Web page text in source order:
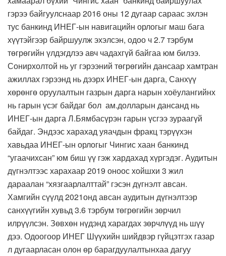
гэрээ байгуулснаар 2016 оны 12 дугаар сараас эхлэн
тус банкинд ИНЕГ-ын навигацийн орлогыг маш бага
хүүтэйгээр байршуулж эхэлсэн, одоо ч 2.7 тэрбум
төгрөгийн үлдэгдлээ авч чадахгүй байгаа юм билээ.
Сонирхолтой нь уг гэрээний төгрөгийн дансаар хамтран
ажиллах гэрээнд нь дээрх ИНЕГ-ын дарга, Санхүү
хөрөнгө оруулалтын газрын дарга нарын хоёулангийнх
нь гарын үсэг байдаг бол ам.долларын дансанд нь
ИНЕГ-ын дарга Л.Бямбасүрэн гарын үсгээ зураагүй
байдаг. Эндээс харахад уяачдын фракц тэрүүхэн
хавьдаа ИНЕГ-ын орлогыг Чингис хаан банкинд
“угаачихсан” юм биш үү гэж хардахад хүргэдэг. Аудитын
дүгнэлтээс харахаар 2019 оноос хойшхи 3 жил
дараалан “хязгаарлалттай” гэсэн дүгнэлт авсан.
Хамгийн сүүлд 2021онд авсан аудитын дүгнэлтээр
санхүүгийн хувьд 3.6 тэрбум төгрөгийн зөрчил
илрүүлсэн. Зөвхөн нүдэнд харагдах зөрчлүүд нь шүү
дээ. Одоогоор ИНЕГ Шүүхийн шийдвэр гүйцэтгэх газар
л дугаарласан олон өр барагдуулалтынхаа дагуу